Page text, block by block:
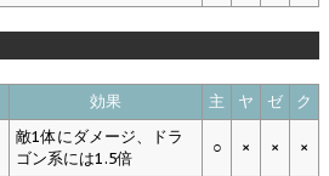
効果 主 ヤ ゼ
ク
敵1体にダメージ、ドラ
ゴン系には1.5倍
○ × × ×